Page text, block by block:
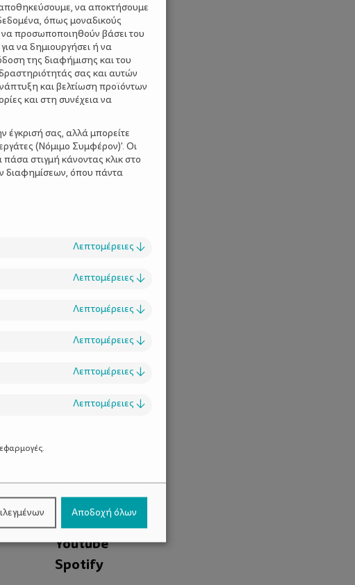
Facebook
Instagram
Youtube
Spotify
να αποκτήσουμε
όπως μοναδικούς
να προσωποποιηθούν βάσει του
να δημιουργήσει ή να
της διαφήμισης και του
σας και αυτών
και βελτίωση προϊόντων
και στη συνέχεια να
έγκρισή σας, αλλά μπορείτε
(Νόμιμο Συμφέρον)'. Οι
στιγμή κάνοντας κλικ στο
διαφημίσεων, όπου πάντα
Λεπτομέρειες ↓
Λεπτομέρειες ↓
Λεπτομέρειες ↓
Λεπτομέρειες ↓
Λεπτομέρειες ↓
Λεπτομέρειες ↓
Αποδοχή όλων